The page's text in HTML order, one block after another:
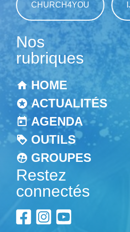
CHURCH4YOU
Nos
rubriques
HOME
ACTUALITÉS
AGENDA
OUTILS
GROUPES
Restez
connectés